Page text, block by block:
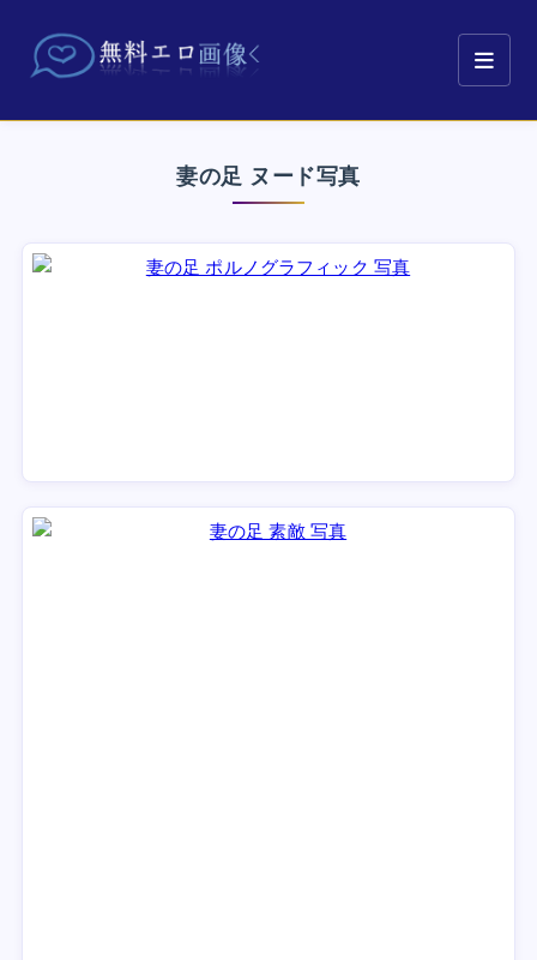
妻の足 ヌード写真